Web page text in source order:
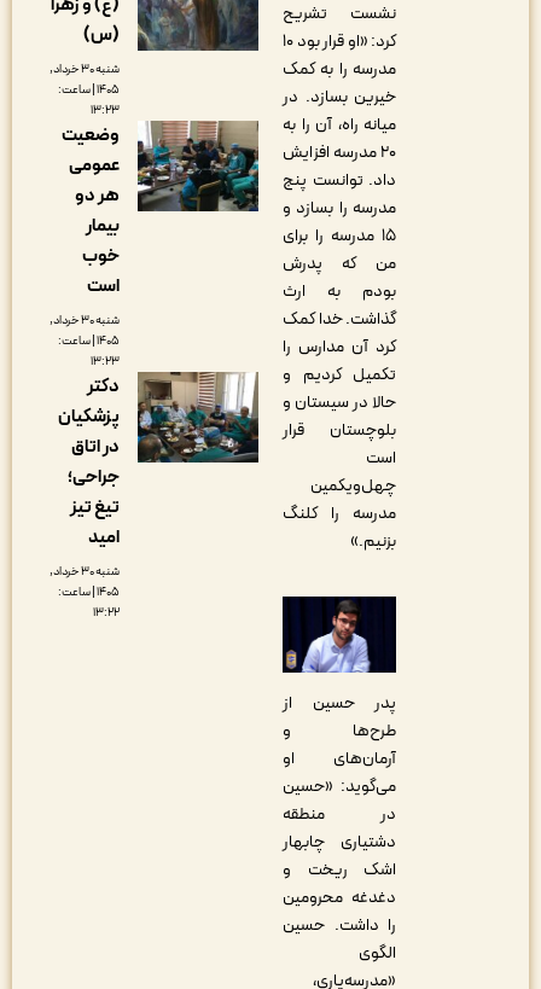
نشست تشریح
کرد: «او قرار بود ۱۰
مدرسه را به کمک
خیرین بسازد. در
میانه راه، آن را به
۲۰ مدرسه افزایش
داد. توانست پنج
مدرسه را بسازد و
۱۵ مدرسه را برای
من که پدرش
بودم به ارث
گذاشت. خدا کمک
کرد آن مدارس را
تکمیل کردیم و
حالا در سیستان و
بلوچستان قرار
چهل‌و‌یکمین
مدرسه را کلنگ
پدر حسین از
طرح‌ها و
آرمان‌های او
می‌گوید: «حسین
در منطقه
دشتیاری چابهار
اشک ریخت و
دغدغه محرومین
را داشت. حسین
«مدرسه‌یاری،
(س)
شنبه ۳۰ خرداد,
۱۴۰۵ | ساعت:
وضعیت
عمومی
هر دو
شنبه ۳۰ خرداد,
۱۴۰۵ | ساعت:
دکتر
پزشکیان
در اتاق
شنبه ۳۰ خرداد,
۱۴۰۵ | ساعت: